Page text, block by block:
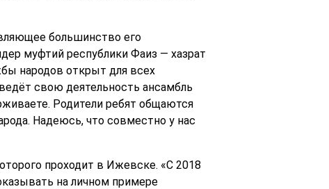
большинство его
муфтий республики Фаиз — хазрат
народов открыт для всех
свою деятельность ансамбль
Родители ребят общаются
Надеюсь, что совместно у нас
проходит в Ижевске. «С 2018
на личном примере